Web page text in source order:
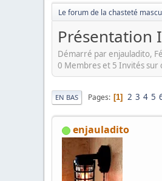
Le forum de la chasteté
Présentation
Démarré par enjauladito,
0 Membres et 5 Invités sur
EN BAS Pages 1 2 3 4 5
enjauladito